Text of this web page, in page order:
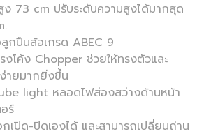
ง 73 cm ปรับระดับความสูงได้มากสุด
กปืนล้อเกรด ABEC 9
งโค้ง Chopper ช่วยให้ทรงตัวและ
ายมากยิ่งขึ้น
light หลอดไฟส่องสว่างด้านหน้า
ร์
กเปิด-ปิดเองได้ และสามารถเปลี่ยนถ่าน